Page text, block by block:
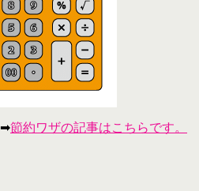
➡節約ワザの記事はこちらです。